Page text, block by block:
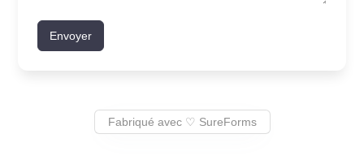
Envoyer
Fabriqué avec ♡ SureForms